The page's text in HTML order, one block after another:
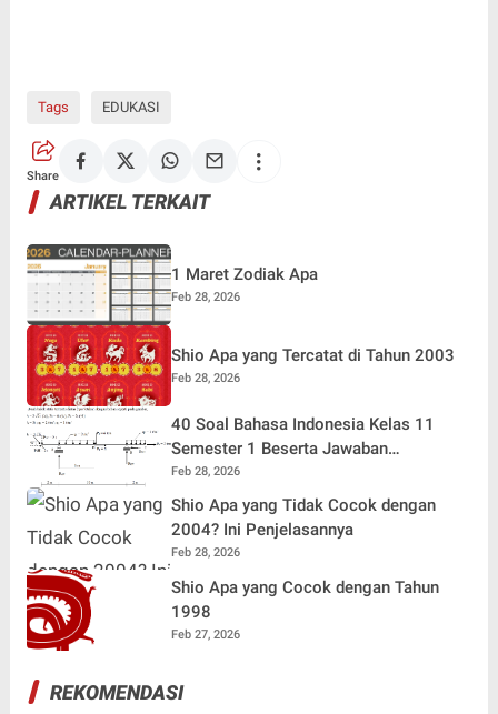
Tags EDUKASI
Share
ARTIKEL TERKAIT
1 Maret Zodiak Apa
Feb 28, 2026
Shio Apa yang Tercatat di Tahun 2003
Feb 28, 2026
40 Soal Bahasa Indonesia Kelas 11
Semester 1 Beserta Jawaban
Terlengkap
Feb 28, 2026
Shio Apa yang Tidak Cocok dengan
2004? Ini Penjelasannya
Feb 28, 2026
Shio Apa yang Cocok dengan Tahun
1998
Feb 27, 2026
REKOMENDASI